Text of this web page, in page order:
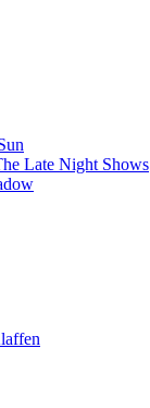
Late Night Shows